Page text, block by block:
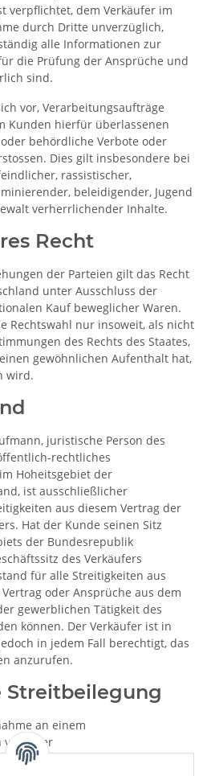
verpflichtet, dem Verkäufer im
durch Dritte unverzüglich,
alle Informationen zur
die Prüfung der Ansprüche und
sind.
vor, Verarbeitungsaufträge
Kunden hierfür überlassenen
behördliche Verbote oder
Dies gilt insbesondere bei
rassistischer,
beleidigender, Jugend
verherrlichender Inhalte.
Recht
der Parteien gilt das Recht
unter Ausschluss der
Kauf beweglicher Waren.
Rechtswahl nur insoweit, als nicht
des Rechts des Staates,
gewöhnlichen Aufenthalt hat,
wird.
juristische Person des
rechtliches
Hoheitsgebiet der
ist ausschließlicher
aus diesem Vertrag der
Hat der Kunde seinen Sitz
der Bundesrepublik
des Verkäufers
für alle Streitigkeiten aus
oder Ansprüche aus dem
gewerblichen Tätigkeit des
können. Der Verkäufer ist in
in jedem Fall berechtigt, das
anzurufen.
Streitbeilegung
an einem
vor einer
weder verpflichtet noch bereit.